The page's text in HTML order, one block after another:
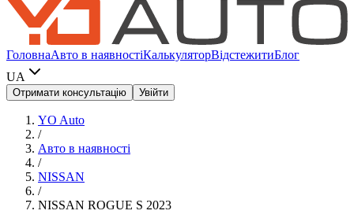
ГоловнаАвто в наявностіКалькуляторВідстежитиБлог
UA
Отримати консультацію Увійти
YO Auto
/
Авто в наявності
/
NISSAN
/
NISSAN ROGUE S 2023